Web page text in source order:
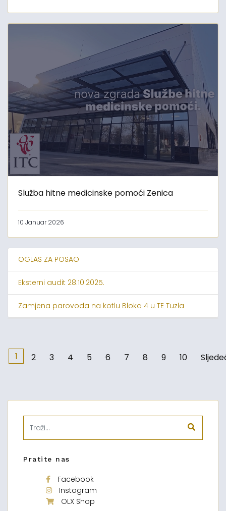
Služba hitne medicinske pomoći Zenica
10 Januar 2026
OGLAS ZA POSAO
Eksterni audit 28.10.2025.
Zamjena parovoda na kotlu Bloka 4 u TE Tuzla
1 2 3 4 5 6 7 8 9 10
Pratite nas
Facebook
Instagram
OLX Shop